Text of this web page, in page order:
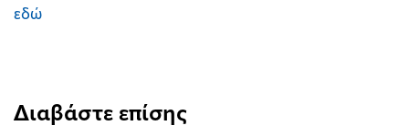
εδώ
Διαβάστε επίσης